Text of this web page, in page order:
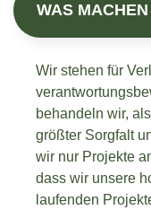
WAS
Wir stehen für
behandeln wir,
größter Sorgfalt
wir nur Projekte
dass wir unsere
laufenden